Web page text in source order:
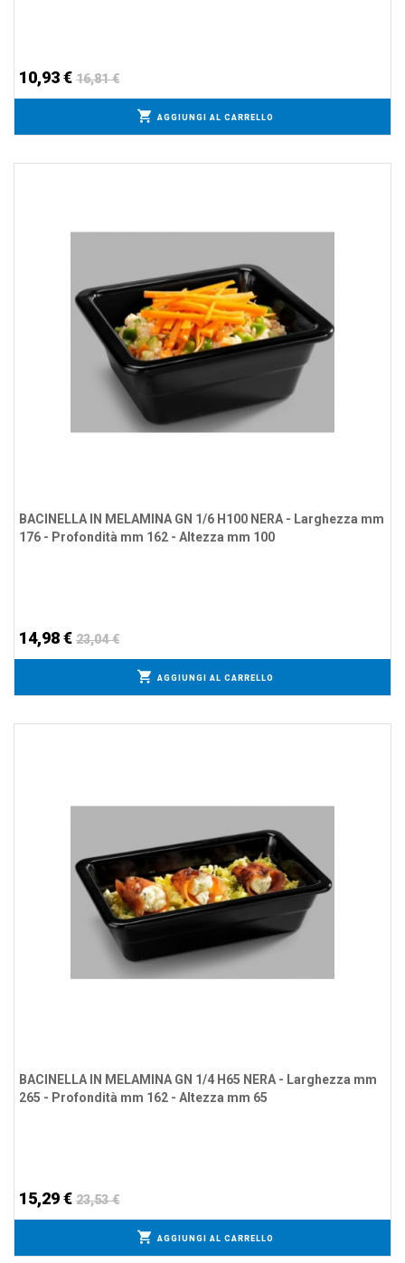
10,93 € 16,81 €
AGGIUNGI AL CARRELLO
BACINELLA IN MELAMINA GN 1/6 H100 NERA - Larghezza mm
176 - Profondità mm 162 - Altezza mm 100
14,98 € 23,04 €
AGGIUNGI AL CARRELLO
BACINELLA IN MELAMINA GN 1/4 H65 NERA - Larghezza mm
265 - Profondità mm 162 - Altezza mm 65
15,29 € 23,53 €
AGGIUNGI AL CARRELLO